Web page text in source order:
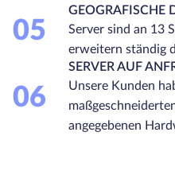
05
GEOGRAFISCHE
Server sind an 13
erweitern ständig
06
SERVER AUF
Unsere Kunden
angegebenen